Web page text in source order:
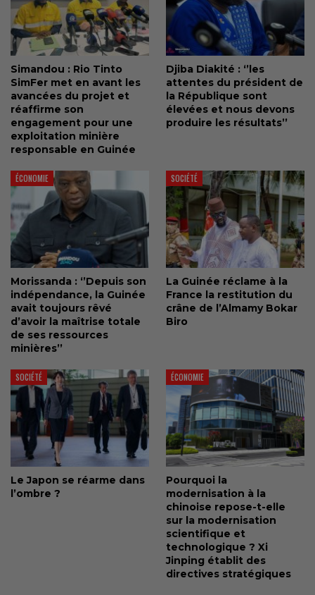
Simandou : Rio Tinto
SimFer met en avant les
avancées du projet et
réaffirme son
engagement pour une
exploitation minière
responsable en Guinée
Djiba Diakité : ‘’les
attentes du président de
la République sont
élevées et nous devons
produire les résultats’’
ÉCONOMIE
Morissanda : ‘’Depuis son
indépendance, la Guinée
avait toujours rêvé
d’avoir la maîtrise totale
de ses ressources
minières’’
SOCIÉTÉ
La Guinée réclame à la
France la restitution du
crâne de l’Almamy Bokar
Biro
SOCIÉTÉ
Le Japon se réarme dans
l’ombre ?
ÉCONOMIE
Pourquoi la
modernisation à la
chinoise repose-t-elle
sur la modernisation
scientifique et
technologique ? Xi
Jinping établit des
directives stratégiques